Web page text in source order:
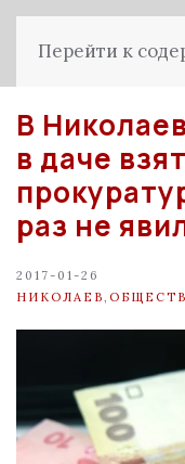
Перейти к
В
в даче
раз не
2017-01-26
НИКОЛАЕВ